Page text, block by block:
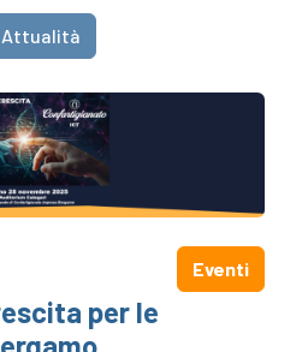
Attualità
Eventi
per le